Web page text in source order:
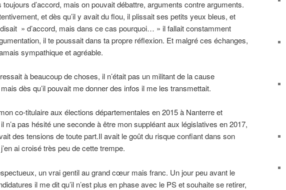
toujours d’accord, mais on pouvait débattre, arguments contre arguments.
et dès qu’il y avait du flou, il plissait ses petits yeux bleus, et
» d’accord, mais dans ce cas pourquoi… » il fallait constamment
il te poussait dans ta propre réflexion. Et malgré ces échanges,
sympathique et agréable.
à beaucoup de choses, il n’était pas un militant de la cause
dès qu’il pouvait me donner des infos il me les transmettait.
co-titulaire aux élections départementales en 2015 à Nanterre et
n’a pas hésité une seconde à être mon suppléant aux législatives en 2017,
des tensions de toute part.Il avait le goût du risque confiant dans son
ai croisé très peu de cette trempe.
un vrai gentil au grand cœur mais franc. Un jour peu avant le
il me dit qu’il n’est plus en phase avec le PS et souhaite se retirer,